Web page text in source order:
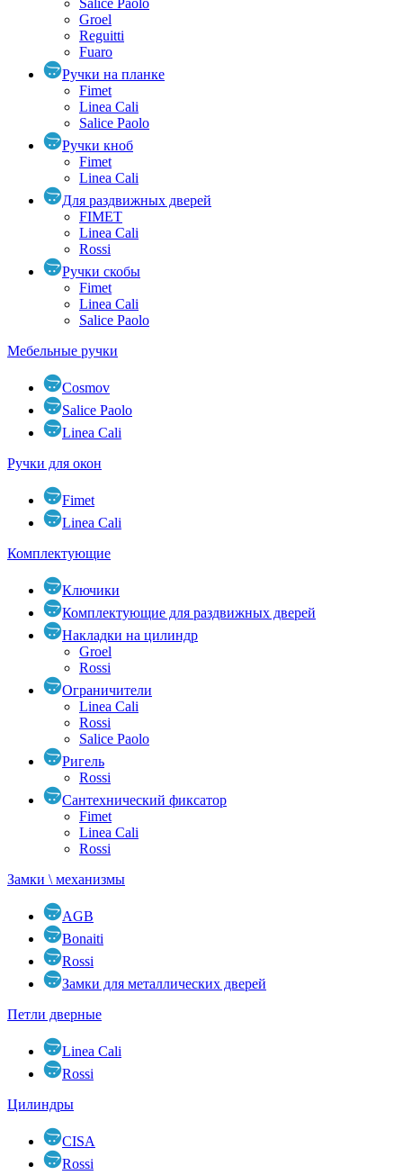
Groel
Reguitti
Fuaro
Ручки на планке
Fimet
Linea Cali
Salice Paolo
Ручки кноб
Fimet
Linea Cali
Для раздвижных дверей
FIMET
Linea Cali
Rossi
Ручки скобы
Fimet
Linea Cali
Salice Paolo
Мебельные ручки
Cosmov
Salice Paolo
Linea Cali
Ручки для окон
Fimet
Linea Cali
Комплектующие
Ключики
Комплектующие для раздвижных дверей
Накладки на цилиндр
Groel
Rossi
Ограничители
Linea Cali
Rossi
Salice Paolo
Ригель
Rossi
Сантехнический фиксатор
Fimet
Linea Cali
Rossi
Замки \ механизмы
AGB
Bonaiti
Rossi
Замки для металлических дверей
Петли дверные
Linea Cali
Rossi
Цилиндры
CISA
Rossi